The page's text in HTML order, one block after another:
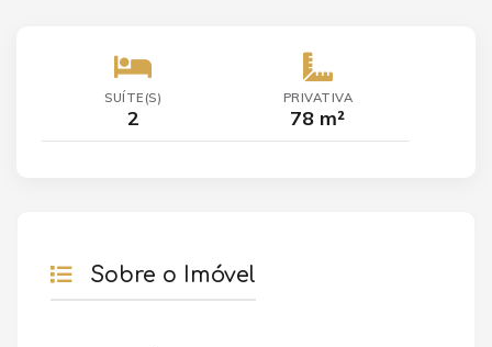
SUÍTE(S)
2
PRIVATIVA
78 m²
Sobre o Imóvel